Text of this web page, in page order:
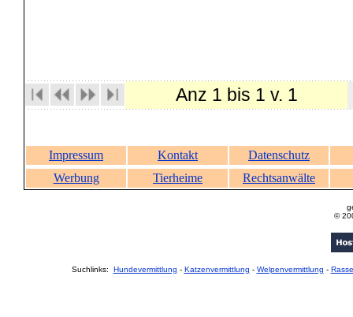
Anz 1 bis 1 v. 1
Impressum Kontakt
Datenschutz
Werbung
Tierheime Rechtsanwälte
©
Suchlinks: Hundevermittlung - Katzenvermittlung - Welpenvermittlung -